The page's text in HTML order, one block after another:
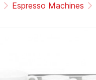
Espresso Machines